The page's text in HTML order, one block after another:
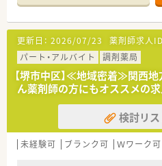
<こんな企業です>
■全国で1,200店舗を超える
ています。
■患者様・お客様にとって「最
への貢献を掲げています。
■大手ならではの福利厚生、
います。
■残業手当はもちろん、家族手
歳に達するまで）・時短勤務（
度もございます。
更新日： 2026/07/23 薬剤師求人ID
パート・アルバイト
調剤薬局
【堺市中区】≪地域密着≫関西
ん薬剤師の方にもオススメの
検討リ
未経験可 ブランク可 Ｗワーク可